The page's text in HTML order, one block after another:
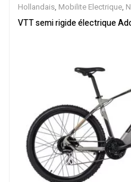
Hollandais, Mobilite Electrique,
Semi-Rigides,Vélo électrique
VTT semi rigide électrique